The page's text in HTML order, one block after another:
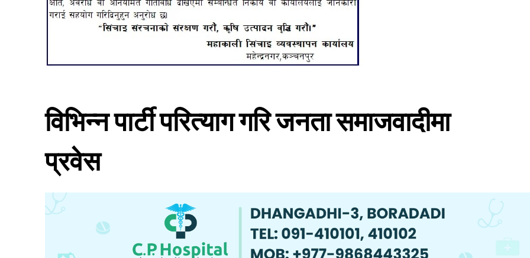
विभिन्न पार्टी परित्याग गरि जनता समाजवादीमा
प्रवेस